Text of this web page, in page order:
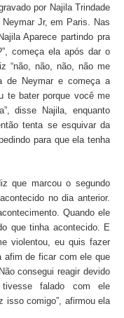
por Najila Trindade
Jr, em Paris. Nas
Aparece partindo pra
começa ela após dar o
“não, não, não, não me
de Neymar e começa a
te bater porque você me
disse Najila, enquanto
tenta se esquivar da
para que ela tenha
que marcou o segundo
no dia anterior.
Quando ele
que tinha acontecido. E
violentou, eu quis fazer
afim de ficar com ele que
consegui reagir devido
falado com ele
isso comigo”, afirmou ela